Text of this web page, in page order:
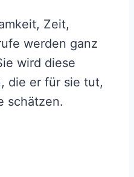
Zeit,
werden ganz
wird diese
die er für sie tut,
schätzen.